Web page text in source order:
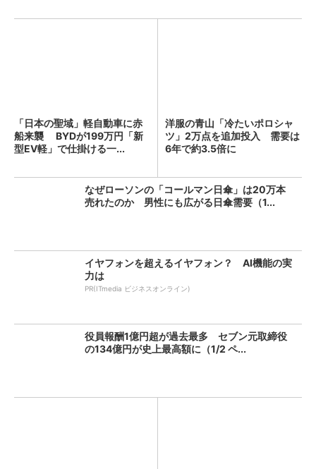
「日本の聖域」軽自動車に赤
船来襲 BYDが199万円「新
型EV軽」で仕掛ける一...
洋服の青山「冷たいポロシャ
ツ」2万点を追加投入 需要は
6年で約3.5倍に
なぜローソンの「コールマン日傘」は20万本
売れたのか 男性にも広がる日傘需要（1...
イヤフォンを超えるイヤフォン？ AI機能の実
力は
PR(ITmedia ビジネスオンライン)
役員報酬1億円超が過去最多 セブン元取締役
の134億円が史上最高額に（1/2 ペ...